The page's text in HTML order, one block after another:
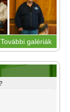
További galériák